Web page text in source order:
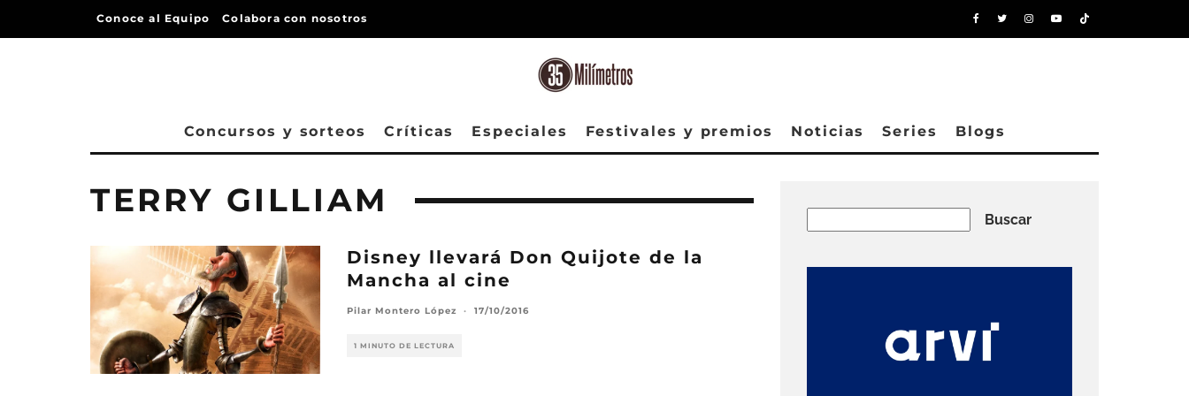
Conoce al Equipo Colabora con nosotros
Concursos y sorteos Críticas Especiales Festivales y premios Noticias Series Blogs
TERRY GILLIAM
Disney llevará Don Quijote de la
Mancha al cine
Pilar Montero López · 17/10/2016
1 MINUTO DE LECTURA
Buscar